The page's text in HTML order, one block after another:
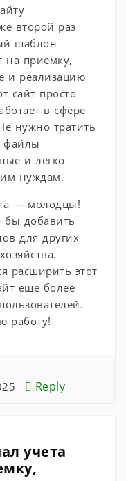
второй раз
шаблон
на приемку,
и реализацию
сайт просто
в сфере
нужно тратить
файлы
и легко
нуждам.
— молодцы!
добавить
для других
расширить этот
ещё более
работу!
Reply
учета